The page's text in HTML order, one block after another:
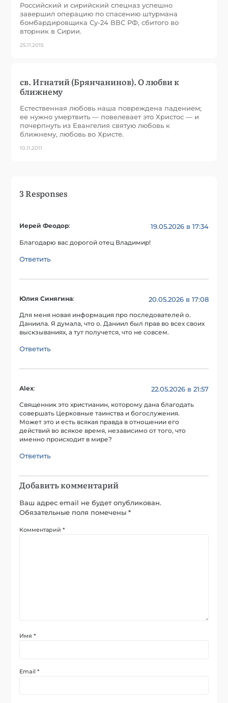
Российский и сирийский спецназ успешно
завершил операцию по спасению штурмана
бомбардировщика Су-24 ВВС РФ, сбитого во
вторник в Сирии.
25.11.2015
св. Игнатий (Брянчанинов). О любви к
ближнему
Естественная любовь наша повреждена падением;
ее нужно умертвить — повелевает это Христос — и
почерпнуть из Евангелия святую любовь к
ближнему, любовь во Христе.
10.11.2011
3 Responses
Иерей Феодор: 19.05.2026 в 17:34
Благодарю вас дорогой отец Владимир!
Ответить
Юлия Синягина: 20.05.2026 в 17:08
Для меня новая информация про последователей о.
Даниила. Я думала, что о. Даниил был прав во всех своих
выскзываниях, а тут получется, что не совсем.
Ответить
Alex: 22.05.2026 в 21:57
Священник это христианин, которому дана благодать
совершать Церковные таинства и богослужения.
Может это и есть всякая правда в отношении его
действий во всякое время, независимо от того, что
именно происходит в мире?
Ответить
Добавить комментарий
Ваш адрес email не будет опубликован.
Обязательные поля помечены*
Комментарий*
Имя*
Email*